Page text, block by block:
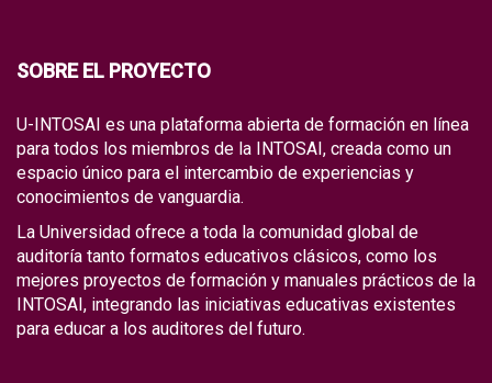
SOBRE EL PROYECTO
U-INTOSAI es una plataforma abierta de formación en línea
para todos los miembros de la INTOSAI, creada como un
espacio único para el intercambio de experiencias y
conocimientos de vanguardia.
La Universidad ofrece a toda la comunidad global de
auditoría tanto formatos educativos clásicos, como los
mejores proyectos de formación y manuales prácticos de la
INTOSAI, integrando las iniciativas educativas existentes
para educar a los auditores del futuro.